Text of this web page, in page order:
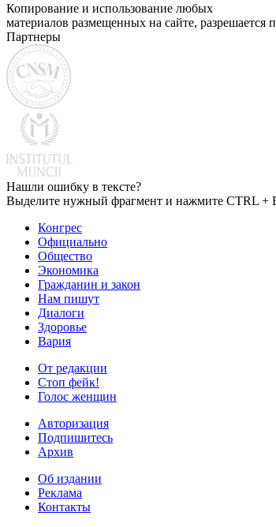
Копирование и использование любых
материалов размещенных на сайте, разрешается
Партнеры
Нашли ошибку в тексте?
Выделите нужный фрагмент и нажмите CTRL +
Конгрес
Официально
Общество
Экономика
Гражданин и закон
Нам пишут
Диалоги
Здоровье
Вария
От редакции
Стоп фейк!
Голос женщин
Авторизация
Подпишитесь
Архив
Об издании
Реклама
Контакты